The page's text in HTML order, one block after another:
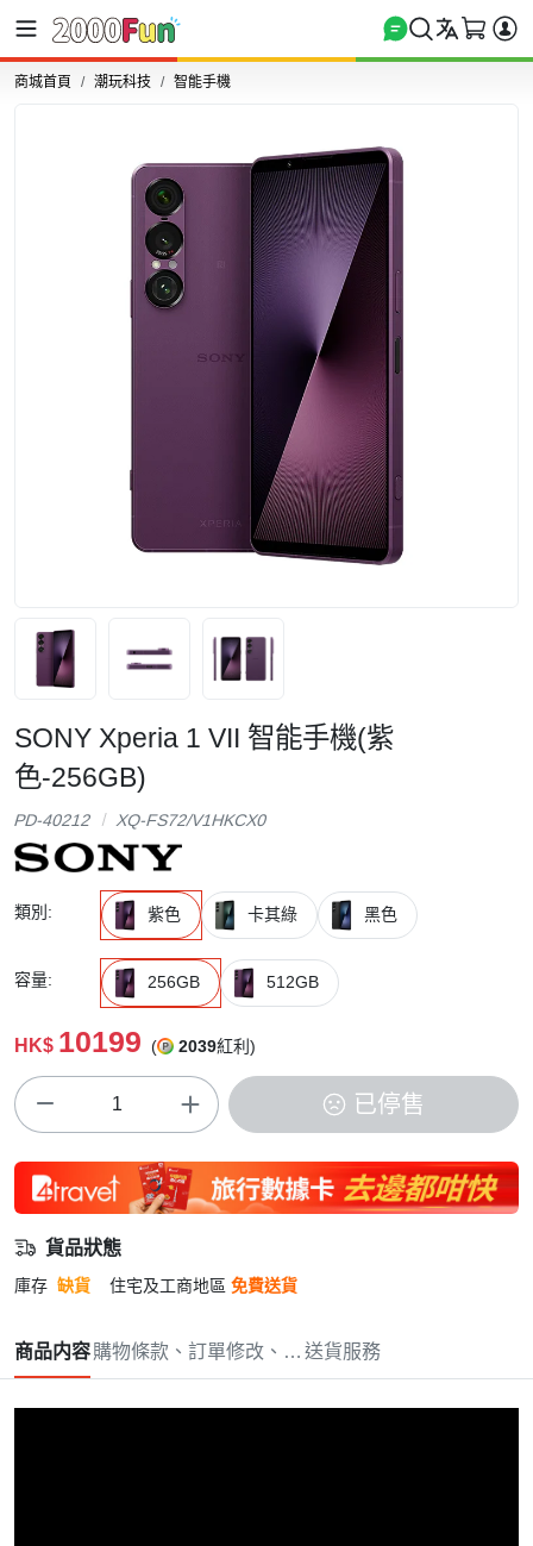
商城首頁 潮玩科技 智能手機
SONY Xperia 1 VII 智能手機(紫
色-256GB)
PD-40212 XQ-FS72/V1HKCX0
類別: 紫色 卡其綠 黑色
容量: 256GB 512GB
HK$ 10199 ( 2039紅利)
已停售
貨品狀態
庫存 缺貨 住宅及工商地區 免費送貨
商品内容購物條款、訂單修改、取消與退款政策
送貨服務